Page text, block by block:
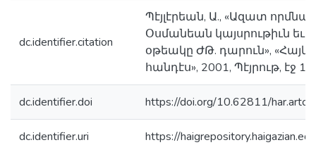
dc.identifier.citation
Պէյլէրեան, Ա., «Ազատ
Օսմանեան կայսրութիւն եւ
օթեակը ԺԹ. դարուն»,
հանդէս», 2001, Պէյրութ, էջ
dc.identifier.doi https://doi.org/10.62811/
dc.identifier.uri https://